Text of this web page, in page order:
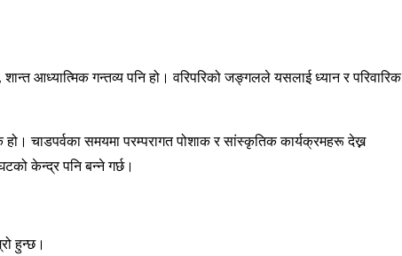
आध्यात्मिक गन्तव्य पनि हो। वरिपरिको जङ्गलले यसलाई ध्यान र परिवारिक
चाडपर्वका समयमा परम्परागत पोशाक र सांस्कृतिक कार्यक्रमहरू देख्न
केन्द्र पनि बन्ने गर्छ।
हुन्छ।